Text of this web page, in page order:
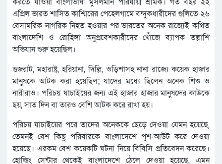
এপ্রিল ভারত শাসিত কাশ্মিরের পেহেলগামে বন্দুকধারীদের গুলিতে ২৬
বেসামরিক নাগরিক নিহত হওয়ার পর ভারতের অনেক রাজ্যেই কথিত
বাংলাদেশি ও রোহিঙ্গা অনুপ্রবেশকারীদের খোঁজে ব্যাপক তল্লাশি
অভিযান শুরু হয়েছিল।
গুজরাট, মহারাষ্ট্র, হরিয়ানা, দিল্লি, ওড়িশাসহ নানা রাজ্যে কয়েক হাজার
মানুষকে আটক করা হয়েছিল; যাদের মধ্যে ছিলেন অনেক শিশু ও
নারীরাও। পরিচয় যাচাইয়ের জন্য এই হাজার হাজার মানুষদের কাউকে
ছয়, সাত দিন বা তারও বেশি আটক করে রাখা হয়।
পরিচয় যাচাইয়ের পরে তাদের অনেককে ছেড়ে দেওয়া যেমন হয়েছে,
তেমনই বেশ কিছু পরিবারকে বাংলাদেশে পুশ-আউট করে দেওয়া
হয়েছে। এরকম বেশ কয়েকটি ঘটনা নিয়ে বিবিসি প্রতিবেদন করেছে।
হোল্ডিং সেন্টার থেকেই বাংলাদেশে ঠেলে দেওয়া হয়েছে, এমন